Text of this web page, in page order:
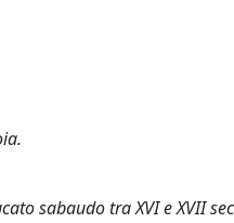
sabaudo tra XVI e XVII